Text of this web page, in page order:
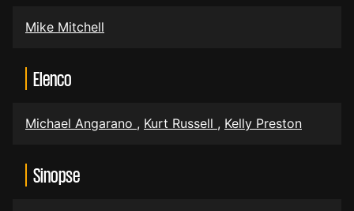
Mike Mitchell
Elenco
Michael Angarano , Kurt Russell , Kelly Preston
Sinopse